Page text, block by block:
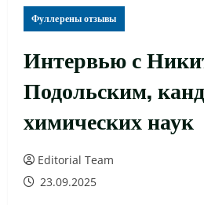
Фуллерены отзывы
Интервью с
Подольским,
химических наук
Editorial Team
23.09.2025